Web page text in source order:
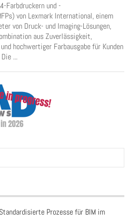
Farbdruckern und -
von Lexmark International, einem
von Druck- und Imaging-Lösungen,
aus Zuverlässigkeit,
hochwertiger Farbausgabe für Kunden
...
Prozesse für BIM im